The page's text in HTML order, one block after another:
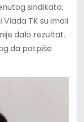
sindikata.
Vlada TK su imali
dalo rezultat.
da potpiše